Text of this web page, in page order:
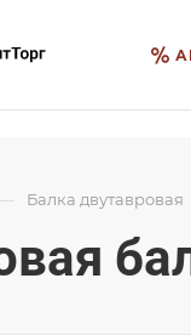
Балка двутавровая